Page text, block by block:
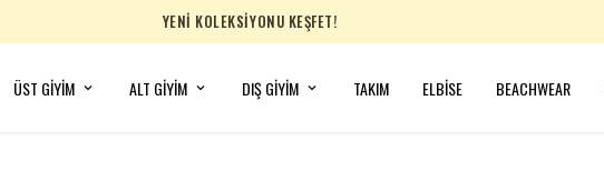
YENİ KOLEKSİYONU KEŞFET!
ÜST GİYİM ALT GİYİM DIŞ GİYİM TAKIM ELBİSE BEACHWEAR